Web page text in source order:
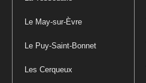
Le May-sur-Èvre
Le Puy-Saint-Bonnet
Les Cerqueux